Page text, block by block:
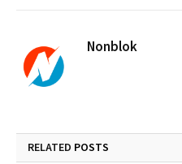
Nonblok
RELATED POSTS